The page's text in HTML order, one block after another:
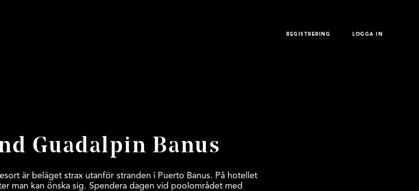
REGISTRERING LOGGA IN
Guadalpin Banus
är beläget strax utanför stranden i Puerto Banus. På hotellet
man kan önska sig. Spendera dagen vid poolområdet med